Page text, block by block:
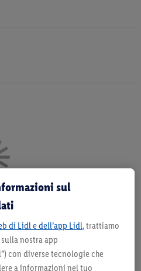
Tutti i prezzi senza decorazioni. I
non-food, non fanno sempre parte
sul
di Lidl e dell’app Lidl, trattiamo
nostra app
con diverse tecnologie che
a informazioni nel tuo